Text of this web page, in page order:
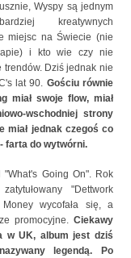
Wyspy są jednym
kreatywnych
miejsc na Świecie (nie
i kto wie czy nie
Dziś jednak nie
lat 90. Gościu równie
miał swoje flow, miał
wschodniej strony
miał jednak czegoś co
farta do wytwórni.
Going On". Rok
"Dettwork
wycofała się, a
promocyjne.Ciekawy
w UK, album jest dziś
legendą. Po